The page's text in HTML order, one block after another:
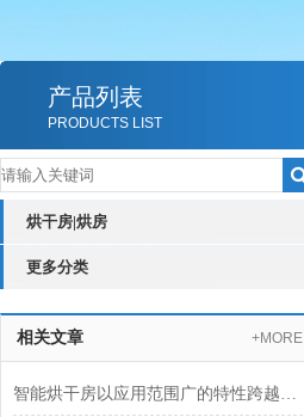
产品列表
PRODUCTS LIST
烘干房|烘房
更多分类
相关文章 +MORE
智能烘干房以应用范围广的特性跨越食品、工业制造等多个行业